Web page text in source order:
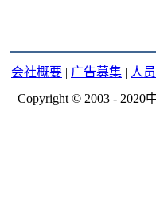
会社概要 | 广告募集 | 人
Copyright © 2003 - 2020